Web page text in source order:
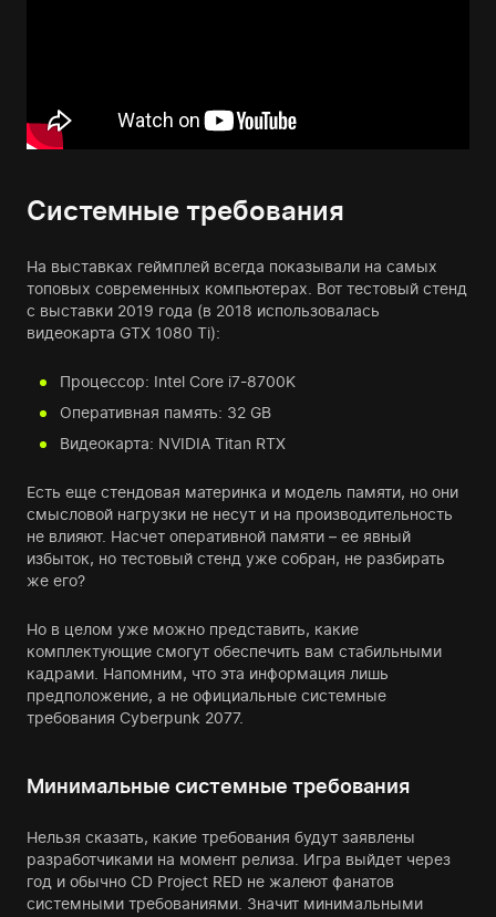
Системные требования
На выставках геймплей всегда показывали на самых
топовых современных компьютерах. Вот тестовый стенд
с выставки 2019 года (в 2018 использовалась
видеокарта GTX 1080 Ti):
Процессор: Intel Core i7-8700K
Оперативная память: 32 GB
Видеокарта: NVIDIA Titan RTX
Есть еще стендовая материнка и модель памяти, но они
смысловой нагрузки не несут и на производительность
не влияют. Насчет оперативной памяти – ее явный
избыток, но тестовый стенд уже собран, не разбирать
же его?
Но в целом уже можно представить, какие
комплектующие смогут обеспечить вам стабильными
кадрами. Напомним, что эта информация лишь
предположение, а не официальные системные
требования Cyberpunk 2077.
Минимальные системные требования
Нельзя сказать, какие требования будут заявлены
разработчиками на момент релиза. Игра выйдет через
год и обычно CD Project RED не жалеют фанатов
системными требованиями. Значит минимальными